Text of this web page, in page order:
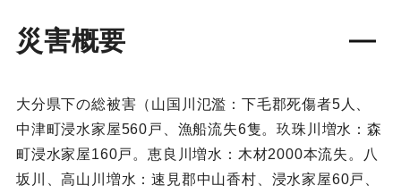
災害概要
大分県下の総被害（山国川氾濫：下毛郡死傷者5人、
中津町浸水家屋560戸、漁船流失6隻。玖珠川増水：森
町浸水家屋160戸。恵良川増水：木材2000本流失。八
坂川、高山川増水：速見郡中山香村、浸水家屋60戸、